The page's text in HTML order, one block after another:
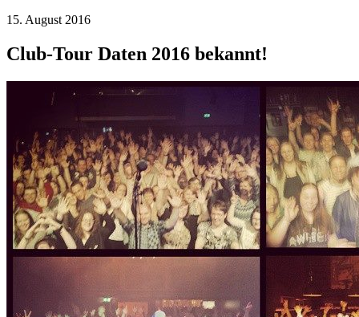
15. August 2016
Club-Tour Daten 2016 bekannt!